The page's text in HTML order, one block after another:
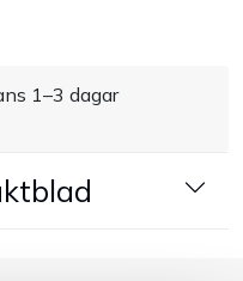
1–3 dagar